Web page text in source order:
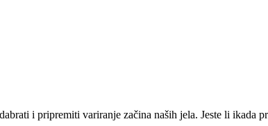
i pripremiti variranje začina naših jela. Jeste li ikada